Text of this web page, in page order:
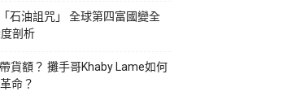
石油詛咒」 全球第四富國變全
剖析
貨額？ 攤手哥Khaby Lame如何
命？